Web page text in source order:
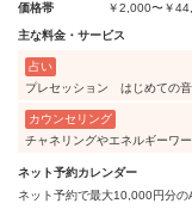
価格帯
￥2,000〜￥
主な料金・サービス
占い
プレセッション はじめての
カウンセリング
チャネリングやエネルギーワ
ネット予約カレンダー
ネット予約で最大10,000円分の